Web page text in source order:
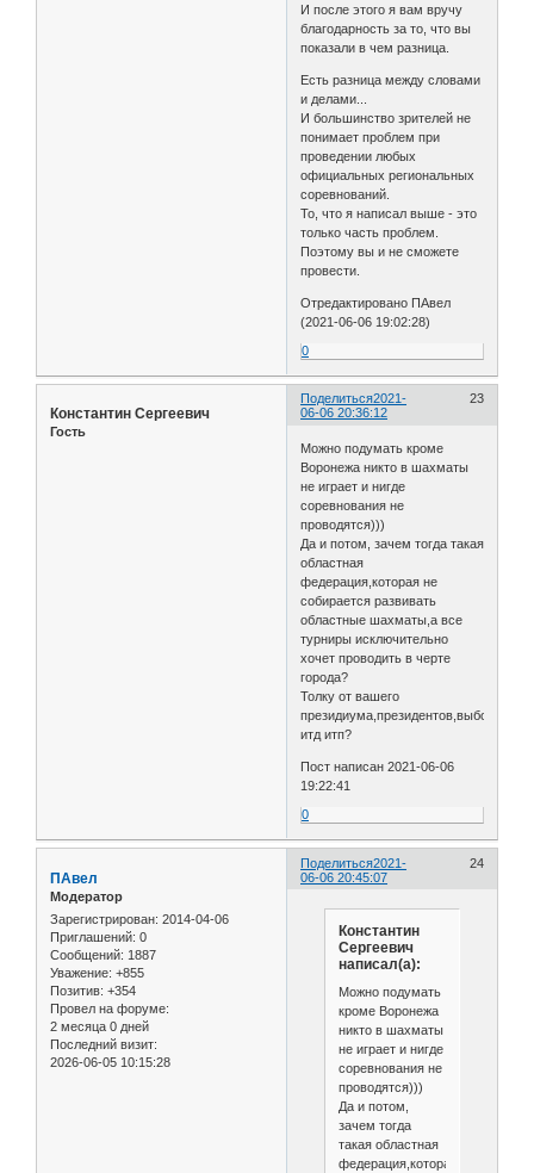
И после этого я вам вручу
благодарность за то, что вы
показали в чем разница.
Есть разница между словами
и делами...
И большинство зрителей не
понимает проблем при
проведении любых
официальных региональных
соревнований.
То, что я написал выше - это
только часть проблем.
Поэтому вы и не сможете
провести.
Отредактировано ПАвел
(2021-06-06 19:02:28)
0
Поделиться 23
2021-
06-06 20:36:12
Константин Сергеевич
Гость
Можно подумать кроме
Воронежа никто в шахматы
не играет и нигде
соревнования не
проводятся)))
Да и потом, зачем тогда такая
областная
федерация,которая не
собирается развивать
областные шахматы,а все
турниры исключительно
хочет проводить в черте
города?
Толку от вашего
президиума,президентов,выборов
итд итп?
Пост написан 2021-06-06
19:22:41
0
Поделиться 24
2021-
06-06 20:45:07
ПАвел
Модератор
Зарегистрирован: 2014-04-06
Приглашений: 0
Сообщений: 1887
Уважение: +855
Позитив: +354
Провел на форуме:
2 месяца 0 дней
Последний визит:
2026-06-05 10:15:28
Константин
Сергеевич
написал(а):
Можно подумать
кроме Воронежа
никто в шахматы
не играет и нигде
соревнования не
проводятся)))
Да и потом,
зачем тогда
такая областная
федерация,которая